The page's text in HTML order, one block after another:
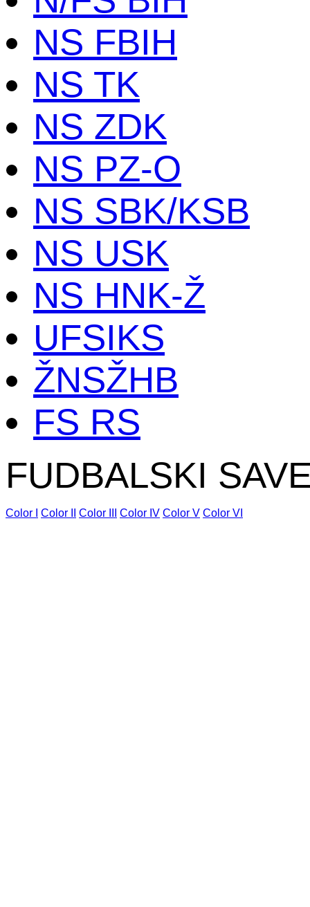
NS FBIH
NS TK
NS ZDK
NS PZ-O
NS SBK/KSB
NS USK
NS HNK-Ž
UFSIKS
ŽNSŽHB
FS RS
FUDBALSKI
Color I Color II Color III Color IV Color V Color VI